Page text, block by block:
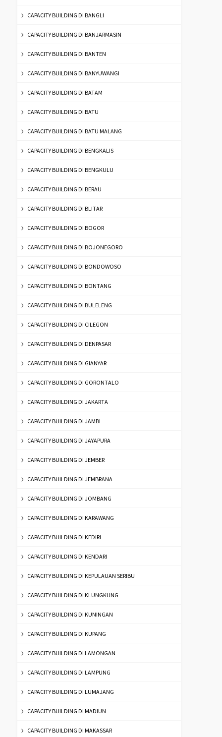
CAPACITY BUILDING DI BANGLI
CAPACITY BUILDING DI BANJARMASIN
CAPACITY BUILDING DI BANTEN
CAPACITY BUILDING DI BANYUWANGI
CAPACITY BUILDING DI BATAM
CAPACITY BUILDING DI BATU
CAPACITY BUILDING DI BATU MALANG
CAPACITY BUILDING DI BENGKALIS
CAPACITY BUILDING DI BENGKULU
CAPACITY BUILDING DI BERAU
CAPACITY BUILDING DI BLITAR
CAPACITY BUILDING DI BOGOR
CAPACITY BUILDING DI BOJONEGORO
CAPACITY BUILDING DI BONDOWOSO
CAPACITY BUILDING DI BONTANG
CAPACITY BUILDING DI BULELENG
CAPACITY BUILDING DI CILEGON
CAPACITY BUILDING DI DENPASAR
CAPACITY BUILDING DI GIANYAR
CAPACITY BUILDING DI GORONTALO
CAPACITY BUILDING DI JAKARTA
CAPACITY BUILDING DI JAMBI
CAPACITY BUILDING DI JAYAPURA
CAPACITY BUILDING DI JEMBER
CAPACITY BUILDING DI JEMBRANA
CAPACITY BUILDING DI JOMBANG
CAPACITY BUILDING DI KARAWANG
CAPACITY BUILDING DI KEDIRI
CAPACITY BUILDING DI KENDARI
CAPACITY BUILDING DI KEPULAUAN SERIBU
CAPACITY BUILDING DI KLUNGKUNG
CAPACITY BUILDING DI KUNINGAN
CAPACITY BUILDING DI KUPANG
CAPACITY BUILDING DI LAMONGAN
CAPACITY BUILDING DI LAMPUNG
CAPACITY BUILDING DI LUMAJANG
CAPACITY BUILDING DI MADIUN
CAPACITY BUILDING DI MAKASSAR